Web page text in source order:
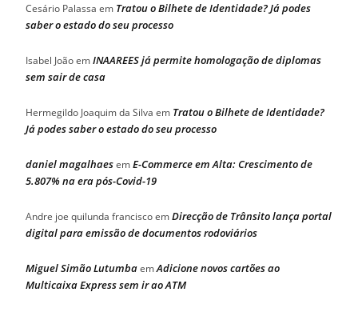
Cesário Palassa em Tratou o Bilhete de Identidade? Já podes
saber o estado do seu processo
Isabel JoãoemINAAREES já permite homologação de diplomas
sem sair de casa
Hermegildo Joaquim da Silva em Tratou o Bilhete de Identidade?
Já podes saber o estado do seu processo
daniel magalhaesemE-Commerce em Alta: Crescimento de
5.807% na era pós-Covid-19
Andre joe quilunda franciscoemDirecção de Trânsito lança portal
digital para emissão de documentos rodoviários
Miguel Simão LutumbaemAdicione novos cartões ao
Multicaixa Express sem ir ao ATM